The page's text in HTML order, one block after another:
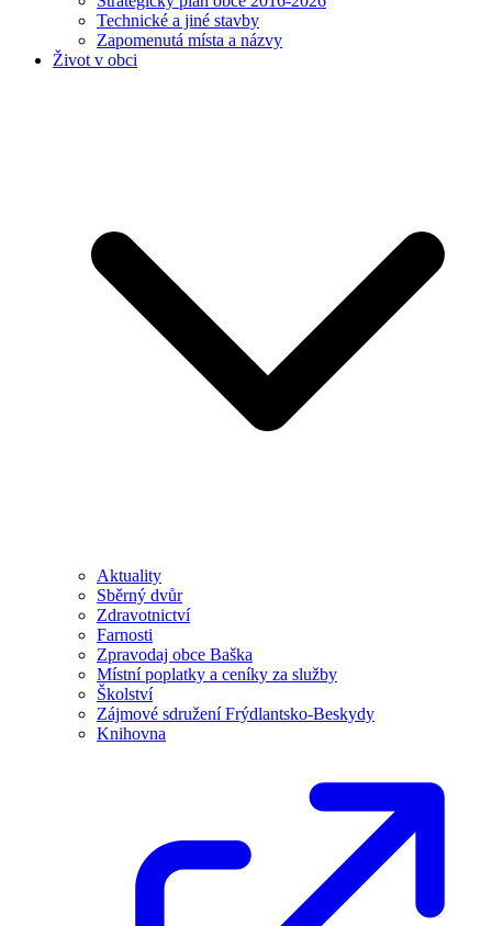
Technické a jiné stavby
Zapomenutá místa a názvy
Život v obci
Aktuality
Sběrný dvůr
Zdravotnictví
Farnosti
Zpravodaj obce Baška
Místní poplatky a ceníky za služby
Školství
Zájmové sdružení Frýdlantsko-Beskydy
Knihovna